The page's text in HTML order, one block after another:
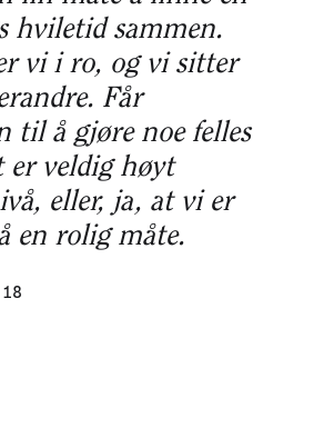
hviletid sammen.
vi i ro, og vi sitter
Får
til å gjøre noe felles
er veldig høyt
eller, ja, at vi er
en rolig måte.